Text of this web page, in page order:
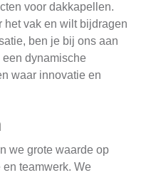
voor dakkapellen.
het vak en wilt bijdragen
ben je bij ons aan
een dynamische
waar innovatie en
we grote waarde op
teamwerk. We